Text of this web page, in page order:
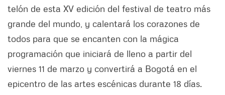
telón de esta XV edición del festival de teatro más
grande del mundo, y calentará los corazones de
todos para que se encanten con la mágica
programación que iniciará de lleno a partir del
viernes 11 de marzo y convertirá a Bogotá en el
epicentro de las artes escénicas durante 18 días.